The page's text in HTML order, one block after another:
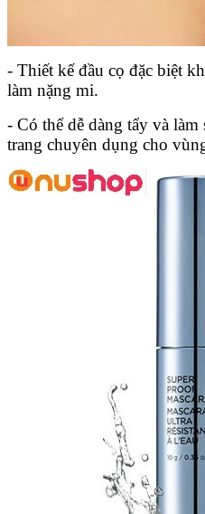
- Thiết kế đầu cọ đặc biệt
làm nặng mi.
- Có thể dễ dàng tẩy và
trang chuyên dụng cho